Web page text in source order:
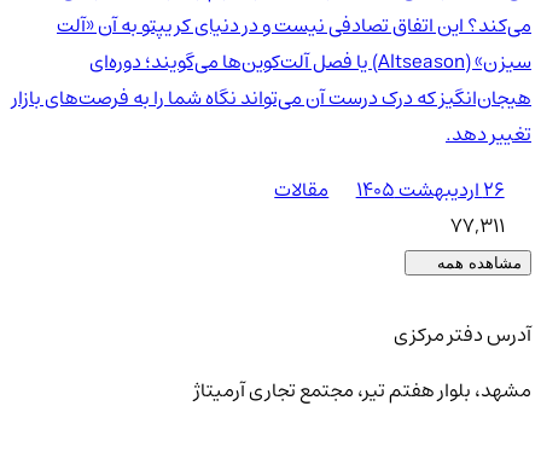
می‌کند؟ این اتفاق تصادفی نیست و در دنیای کریپتو به آن «آلت
سیزن» (Altseason) یا فصل آلت‌کوین‌ها می‌گویند؛ دوره‌ای
هیجان‌انگیز که درک درست آن می‌تواند نگاه شما را به فرصت‌های بازار
تغییر دهد.
۲۶ اردیبهشت ۱۴۰۵
مقالات
77,311
مشاهده همه
آدرس دفتر مرکزی
مشهد، بلوار هفتم تیر، مجتمع تجاری آرمیتاژ